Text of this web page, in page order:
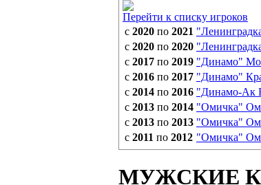
Перейти к списку игроков
с 2020 по 2021
с 2020 по 2020
с 2017 по 2019 "Динамо"
с 2016 по 2017 "Динамо"
с 2014 по 2016 "Динамо-Ак
с 2013 по 2014 "Омичка"
с 2013 по 2013 "Омичка"
с 2011 по 2012 "Омичка"
МУЖСКИЕ